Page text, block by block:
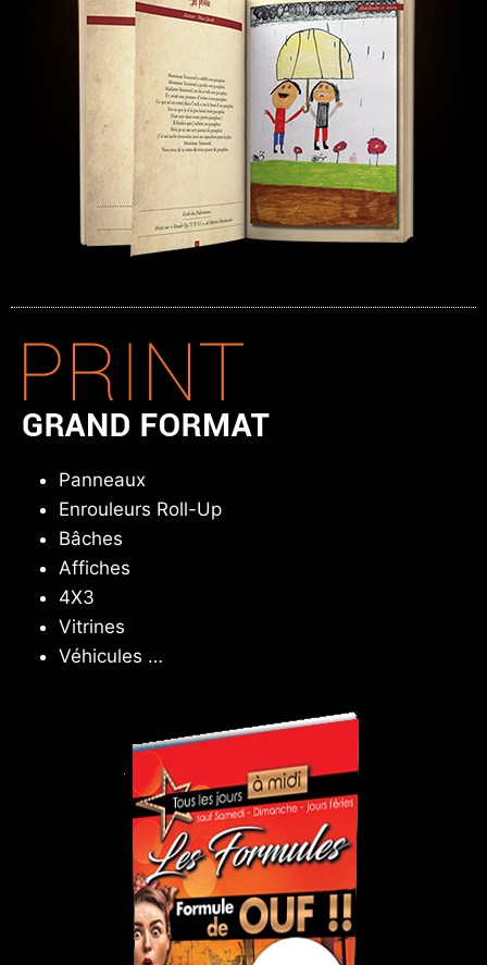
Panneaux
Enrouleurs Roll-Up
Bâches
Affiches
4X3
Vitrines
Véhicules …